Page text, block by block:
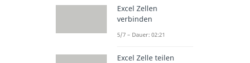
Excel Zellen
verbinden
5/7 – Dauer: 02:21
Excel Zelle teilen